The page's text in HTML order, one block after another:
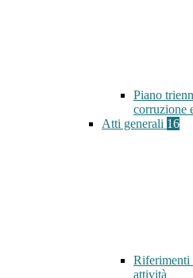
Piano
corruzione
Atti generali 16
Riferimenti
attività